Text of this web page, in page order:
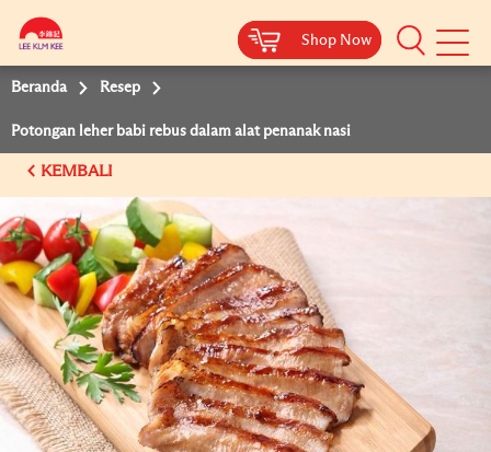
Shop Now
Shop Now
Beranda Resep
Potongan leher babi rebus dalam alat penanak nasi
KEMBALI